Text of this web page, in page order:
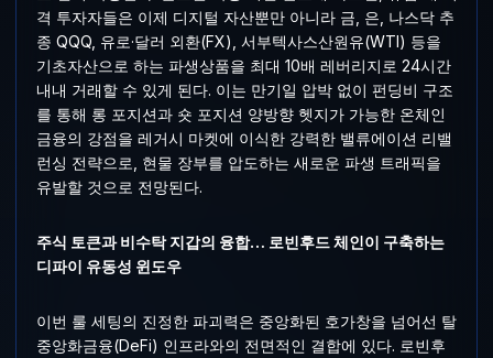
격 투자자들은 이제 디지털 자산뿐만 아니라 금, 은, 나스닥 추
종 QQQ, 유로·달러 외환(FX), 서부텍사스산원유(WTI) 등을
기초자산으로 하는 파생상품을 최대 10배 레버리지로 24시간
내내 거래할 수 있게 된다. 이는 만기일 압박 없이 펀딩비 구조
를 통해 롱 포지션과 숏 포지션 양방향 헷지가 가능한 온체인
금융의 강점을 레거시 마켓에 이식한 강력한 밸류에이션 리밸
런싱 전략으로, 현물 장부를 압도하는 새로운 파생 트래픽을
유발할 것으로 전망된다.
주식 토큰과 비수탁 지갑의 융합… 로빈후드 체인이 구축하는
디파이 유동성 윈도우
이번 룰 세팅의 진정한 파괴력은 중앙화된 호가창을 넘어선 탈
중앙화금융(DeFi) 인프라와의 전면적인 결합에 있다. 로빈후